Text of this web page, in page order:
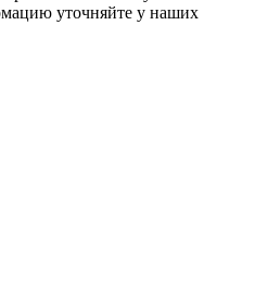
уточняйте у наших